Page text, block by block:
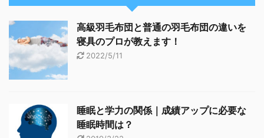
高級羽毛布団と普通の羽毛布団の違いを
寝具のプロが教えます！
2022/5/11
睡眠と学力の関係｜成績アップに必要な
睡眠時間は？